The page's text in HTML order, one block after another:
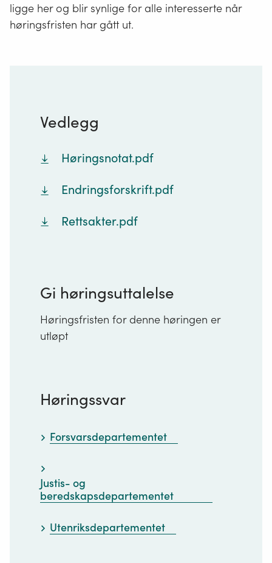
ligge her og blir synlige for alle interesserte når
høringsfristen har gått ut.
Vedlegg
Høringsnotat.pdf
Endringsforskrift.pdf
Rettsakter.pdf
Gi høringsuttalelse
Høringsfristen for denne høringen er
utløpt
Høringssvar
Forsvarsdepartementet
Justis- og
beredskapsdepartementet
Utenriksdepartementet